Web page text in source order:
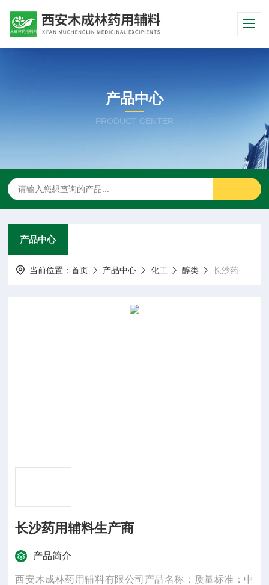
产品中心
PRODUCT CENTER
产品中心
当前位置：首页 产品中心 化工 醇类 长沙药用辅料生产商
长沙药用辅料生产商
产品简介
西安木成林药用辅料有限公司产品名称：质量标准：中